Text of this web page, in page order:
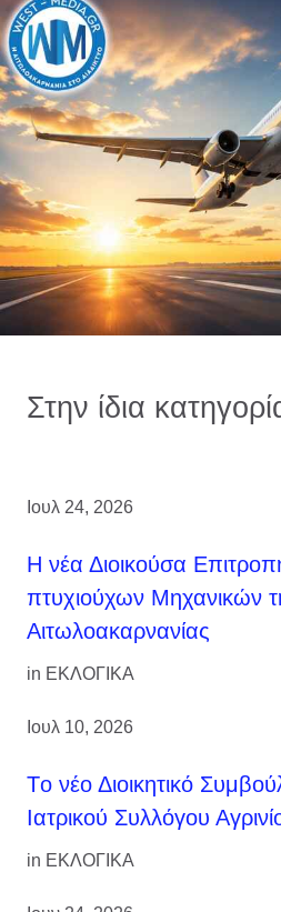
Στην ίδια
Ιουλ 24, 2026
H νέα Διοικούσα
πτυχιούχων Μηχανικών
Αιτωλοακαρνανίας
in ΕΚΛΟΓΙΚΑ
Ιουλ 10, 2026
Tο νέο Διοικητικό
Ιατρικού Συλλόγου
in ΕΚΛΟΓΙΚΑ